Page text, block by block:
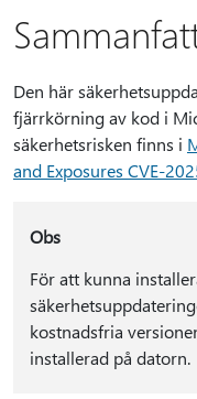
Den här
fjärrkörning av kod i
säkerhetsrisken finns i
and Exposures CVE-
Obs
För att kunna
kostnadsfria
installerad på datorn.